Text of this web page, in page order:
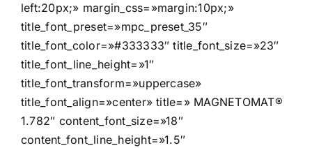
left:20px;» margin_css=»margin:10px;»
title_font_preset=»mpc_preset_35″
title_font_color=»#333333″ title_font_size=»23″
title_font_line_height=»1″
title_font_transform=»uppercase»
title_font_align=»center» title=» MAGNETOMAT®
1.782″ content_font_size=»18″
content_font_line_height=»1.5″